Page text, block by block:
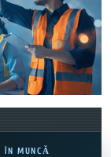
ÎN MUNCĂ